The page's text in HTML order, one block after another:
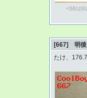
[667] 明後
たけ、